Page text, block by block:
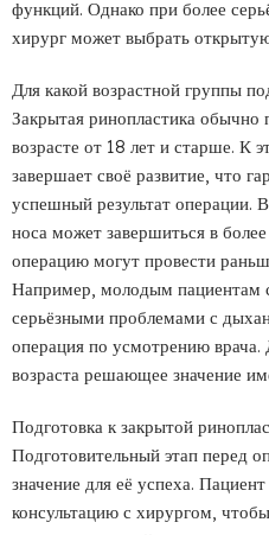
функций. Однако при более
хирург может выбрать
Для какой возрастной группы
Закрытая ринопластика обычно
возрасте от 18 лет и старше. К
завершает своё развитие, что
успешный результат операции.
носа может завершиться в
операцию могут провести
Например, молодым пациентам
серьёзными проблемами с
операция по усмотрению врача.
возраста решающее значение
Подготовка к закрытой
Подготовительный этап перед
значение для её успеха.
консультацию с хирургом,